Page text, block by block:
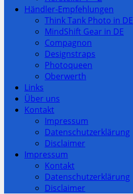
Händler-Empfehlungen
Think Tank Photo in DE
MindShift Gear in DE
Compagnon
Designstraps
Photoqueen
Oberwerth
Links
Über uns
Kontakt
Impressum
Datenschutzerklärung
Disclaimer
Impressum
Kontakt
Datenschutzerklärung
Disclaimer